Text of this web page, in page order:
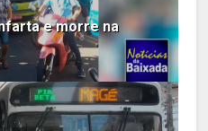
e morre na